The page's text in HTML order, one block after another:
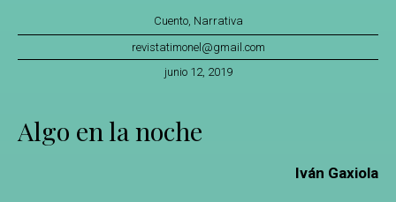
Cuento, Narrativa
revistatimonel@gmail.com
junio 12, 2019
Algo en la noche
Iván Gaxiola